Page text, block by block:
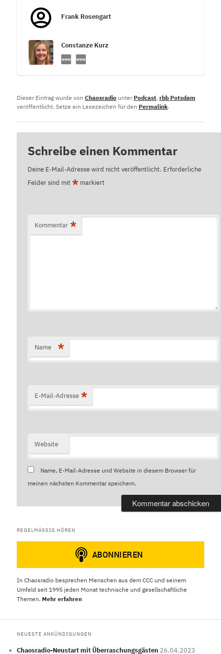
Frank Rosengart
Constanze Kurz
Dieser Eintrag wurde vonChaosradio unter Podcast,rbb Potsdam
veröffentlicht. Setze ein Lesezeichen für den Permalink.
Schreibe einen Kommentar
Deine E-Mail-Adresse wird nicht veröffentlicht. Erforderliche
Felder sind mit* markiert
Kommentar *
Name *
E-Mail-Adresse *
Website
Name, E-Mail-Adresse und Website in diesem Browser für
meinen nächsten Kommentar speichern.
REGELMÄSSIG HÖREN
In Chaosradio besprechen Menschen aus dem CCC und seinem
Umfeld seit 1995 jeden Monat technische und gesellschaftliche
Themen. Mehr erfahren
NEUESTE ANKÜNDIGUNGEN
Chaosradio-Neustart mit Überraschungsgästen 26.04.2023